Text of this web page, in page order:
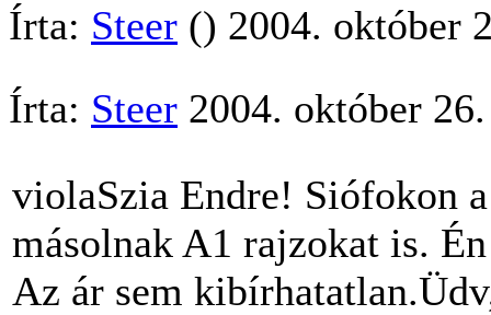
Írta: Steer () 2004. október
Írta: Steer 2004. október
violaSzia Endre! Siófokon
másolnak A1 rajzokat is.
Az ár sem